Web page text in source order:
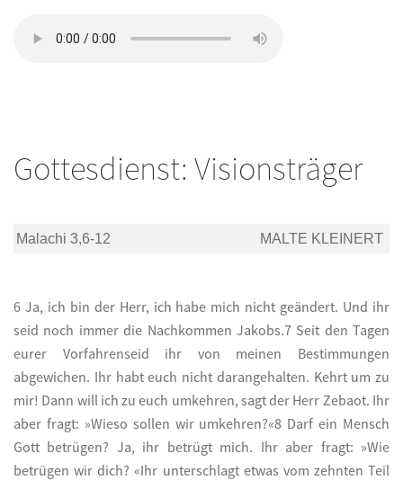
Gottesdienst: Visionsträger
Malachi 3,6-12 MALTE KLEINERT
6 Ja, ich bin der Herr, ich habe mich nicht geändert. Und ihr
seid noch immer die Nachkommen Jakobs.7 Seit den Tagen
eurer Vorfahrenseid ihr von meinen Bestimmungen
abgewichen. Ihr habt euch nicht darangehalten. Kehrt um zu
mir! Dann will ich zu euch umkehren, sagt der Herr Zebaot. Ihr
aber fragt: »Wieso sollen wir umkehren?«8 Darf ein Mensch
Gott betrügen? Ja, ihr betrügt mich. Ihr aber fragt: »Wie
betrügen wir dich? «Ihr unterschlagt etwas vom zehnten Teil